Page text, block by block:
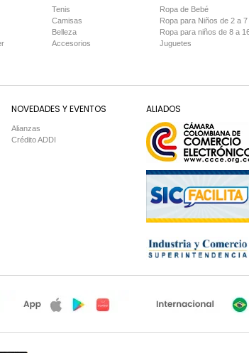
Tenis
Camisas
Belleza
Accesorios
Ropa de Bebé
Ropa para Niños de 2 a 7
Ropa para niños de 8 a
Juguetes
NOVEDADES Y EVENTOS
Alianzas
Crédito ADDI
ALIADOS